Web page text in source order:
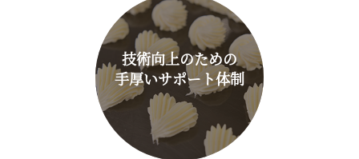
技術向上のための
手厚いサポート体制